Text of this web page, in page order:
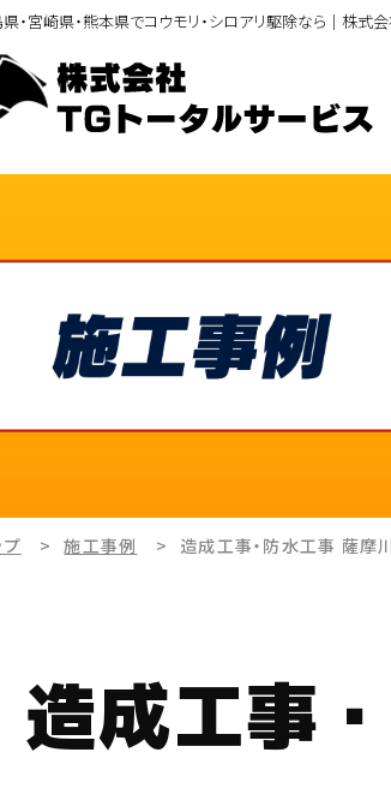
・宮崎県・熊本県でコウモリ・シロアリ駆除なら｜株式
プ 施工事例 造成工事・防水工事 薩摩
造成工事